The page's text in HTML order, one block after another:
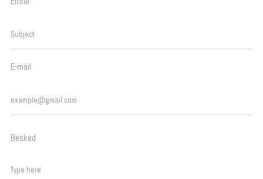
E-mail
Besked